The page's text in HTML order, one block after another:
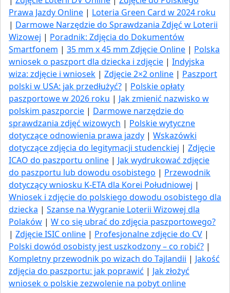
Prawa Jazdy Online | Loteria Green Card w 2024 roku
| Darmowe Narzędzie do Sprawdzania Zdjęć w Loterii
Wizowej | Poradnik: Zdjęcia do Dokumentów
Smartfonem | 35 mm x 45 mm Zdjęcie Online | Polska
wniosek o paszport dla dziecka i zdjęcie | Indyjska
wiza: zdjęcie i wniosek | Zdjęcie 2×2 online | Paszport
polski w USA: jak przedłużyć​? | Polskie opłaty
paszportowe w 2026 roku | Jak zmienić nazwisko w
polskim paszporcie | Darmowe narzędzie do
sprawdzania zdjęć wizowych | Polskie wytyczne
dotyczące odnowienia prawa jazdy | Wskazówki
dotyczące zdjęcia do legitymacji studenckiej | Zdjęcie
ICAO do paszportu online | Jak wydrukować zdjęcie
do paszportu lub dowodu osobistego | Przewodnik
dotyczący wniosku K-ETA dla Korei Południowej |
Wniosek i zdjęcie do polskiego dowodu osobistego dla
dziecka | Szanse na Wygranie Loterii Wizowej dla
Polaków | W co się ubrać do zdjęcia paszportowego?
| Zdjęcie ISIC online | Profesjonalne zdjęcie do CV |
Polski dowód osobisty jest uszkodzony – co robić? |
Kompletny przewodnik po wizach do Tajlandii | Jakość
zdjęcia do paszportu: jak poprawić | Jak złożyć
wniosek o polskie zezwolenie na pobyt online